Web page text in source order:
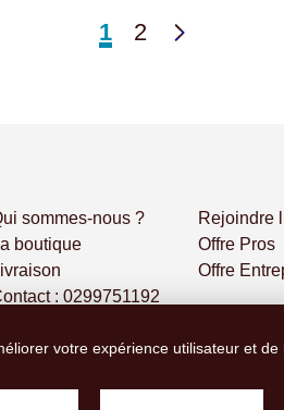
1 2 Next
sommes-nous ?
Rejoindre
boutique
Offre Pros
Offre
: 0299751192
votre expérience utilisateur et de